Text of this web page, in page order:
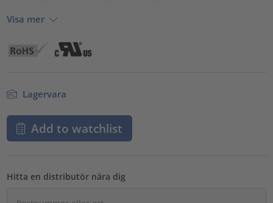
Visa mer
Lagervara
Add to watchlist
Hitta en distributör nära dig